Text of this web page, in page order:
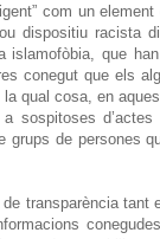
com un
dispositiu racista
que
conegut que els
qual cosa, en
sospitoses
grups de persones
transparència